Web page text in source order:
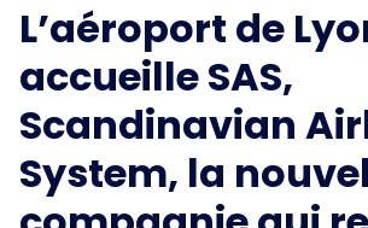
L’aéroport de
accueille SAS,
Scandinavian
System, la